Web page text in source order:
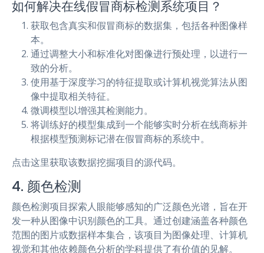
如何解决在线假冒商标检测系统项目？
获取包含真实和假冒商标的数据集，包括各种图像样
本。
通过调整大小和标准化对图像进行预处理，以进行一
致的分析。
使用基于深度学习的特征提取或计算机视觉算法从图
像中提取相关特征。
微调模型以增强其检测能力。
将训练好的模型集成到一个能够实时分析在线商标并
根据模型预测标记潜在假冒商标的系统中。
点击这里获取该数据挖掘项目的源代码。
4. 颜色检测
颜色检测项目探索人眼能够感知的广泛颜色光谱，旨在开
发一种从图像中识别颜色的工具。通过创建涵盖各种颜色
范围的图片或数据样本集合，该项目为图像处理、计算机
视觉和其他依赖颜色分析的学科提供了有价值的见解。